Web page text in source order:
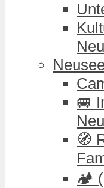
🚐
🧭
🏕️